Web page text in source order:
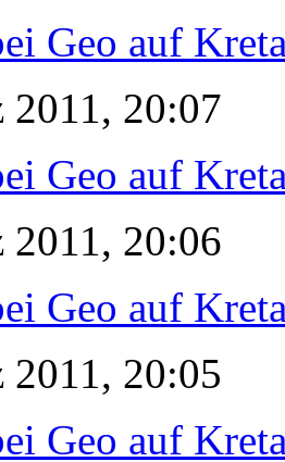
Geo auf
2011, 20:07
Geo auf
2011, 20:06
Geo auf
2011, 20:05
Geo auf